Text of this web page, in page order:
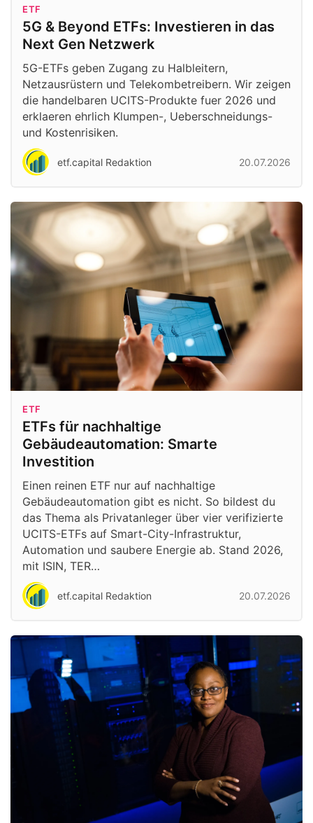
ETF
5G & Beyond ETFs: Investieren in das
Next Gen Netzwerk
5G-ETFs geben Zugang zu Halbleitern,
Netzausrüstern und Telekombetreibern. Wir zeigen
die handelbaren UCITS-Produkte fuer 2026 und
erklaeren ehrlich Klumpen-, Ueberschneidungs-
und Kostenrisiken.
etf.capital Redaktion 20.07.2026
ETF
ETFs für nachhaltige
Gebäudeautomation: Smarte
Investition
Einen reinen ETF nur auf nachhaltige
Gebäudeautomation gibt es nicht. So bildest du
das Thema als Privatanleger über vier verifizierte
UCITS-ETFs auf Smart-City-Infrastruktur,
Automation und saubere Energie ab. Stand 2026,
mit ISIN, TER…
etf.capital Redaktion 20.07.2026